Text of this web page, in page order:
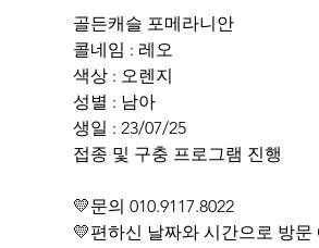
골든캐슬 포메라니안
콜네임 : 레오
색상 : 오렌지
성별 : 남아
생일 : 23/07/25
접종 및 구충 프로그램 진행
💛문의 010.9117.8022
💛편하신 날짜와 시간으로 방문